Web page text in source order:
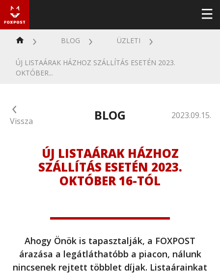
BLOG ÜZLETI
ÚJ LISTAÁRAK HÁZHOZ SZÁLLÍTÁS ESETÉN 2023.
OKTÓBER...
Vissza BLOG 2023.09.15.
ÚJ LISTAÁRAK HÁZHOZ
SZÁLLÍTÁS ESETÉN 2023.
OKTÓBER 16-TÓL
Ahogy Önök is tapasztalják, a FOXPOST
árazása a legátláthatóbb a piacon, nálunk
nincsenek rejtett többlet díjak. Listaárainkat